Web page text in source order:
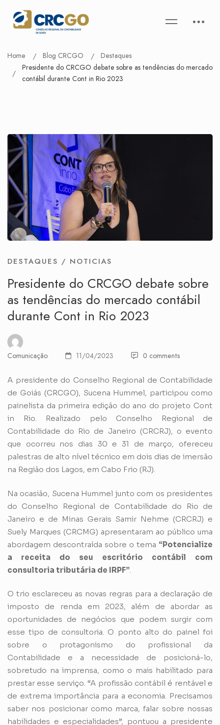
Home Blog CRCGO
Destaques
Presidente do CRCGO debate sobre as tendências do mercado
contábil durante Cont in Rio 2023
DESTAQUES / NOTICIAS
Presidente do CRCGO debate sobre
as tendências do mercado contábil
durante Cont in Rio 2023
Comunicação 11/04/2023 0 comments
A presidente do Conselho Regional de Contabilidade
de Goiás (CRCGO), Sucena Hummel, participou como
painelista da primeira edição do ano do projeto Cont
in Rio. Realizado pelo Conselho Regional de
Contabilidade do Rio de Janeiro (CRCRJ), o evento
que ocorreu nos dias 30 e 31 de março, ofereceu
palestras de alto nível técnico em dois dias de imersão
na Região dos Lagos, em Cabo Frio (RJ).
Na ocasião, Sucena Hummel junto com os presidentes
do Conselho Regional de Contabilidade do Rio de
Janeiro e de Minas Gerais Samir Nehme (CRCRJ) e
Suely Marques (CRCMG) apresentaram ao público uma
abordagem descontraída sobre o tema “Potencialize
a receita do seu escritório contábil com
consultoria tributária de IRPF”
O trio esclareceu as novas regras para a declaração de
imposto de renda em 2023, além de abordar as
oportunidades de negócios que podem surgir com
esse tipo de consultoria. O ponto alto do painel foi
sobre o protagonismo do profissional da
Contabilidade e a necessidade de posicioná-lo,
sobretudo na imprensa, como o mais habilitado para
prestar esse serviço. “A profissão contábil é rentável e
de extrema importância para a economia. Precisamos
saber nos posicionar como marca, falar sobre nossas
habilidades e especialidades”, pontuou a presidente